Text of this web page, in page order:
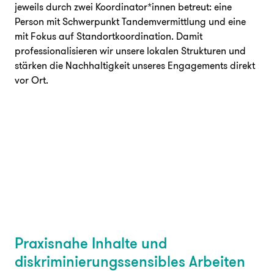
jeweils durch zwei Koordinator*innen betreut: eine
Person mit Schwerpunkt Tandemvermittlung und eine
mit Fokus auf Standortkoordination. Damit
professionalisieren wir unsere lokalen Strukturen und
stärken die Nachhaltigkeit unseres Engagements direkt
vor Ort.
Praxisnahe Inhalte und
diskriminierungssensibles Arbeiten